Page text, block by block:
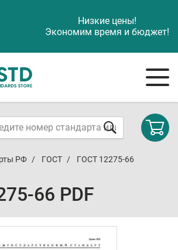
Низкие цены!
Экономим время и бюджет!
РФ ГОСТ ГОСТ 12275-66
66 PDF